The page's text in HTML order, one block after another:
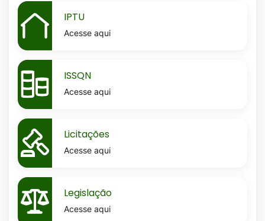
MaskIptuIPTU
Acesse aqui
MaskIssqn
ISSQN
Acesse aqui
MaskLicitacoes
Licitações
Acesse aqui
MaskLegislacao
Legislação
Acesse aqui